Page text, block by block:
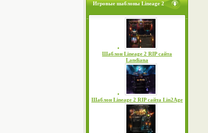
Игровые шаблоны Lineage 2
Шаблон Lineage 2 RIP сайта
Landiana
Шаблон Lineage 2 RIP сайта Lin2Age